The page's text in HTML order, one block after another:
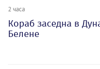
2 часа
Кораб заседна в
Белене